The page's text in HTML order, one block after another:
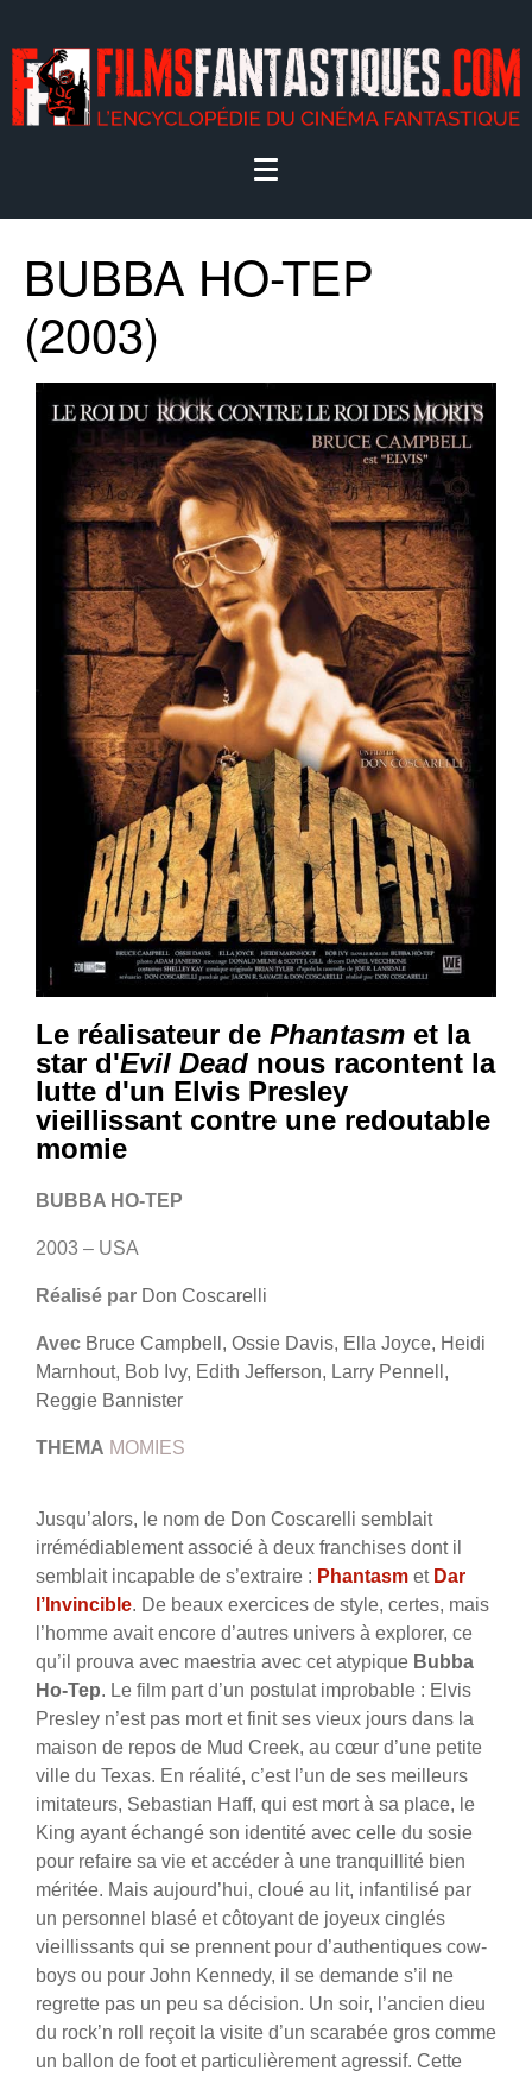
BUBBA HO-TEP
(2003)
Le réalisateur de Phantasm et la
star d'Evil Dead nous racontent la
lutte d'un Elvis Presley
vieillissant contre une redoutable
momie
BUBBA HO-TEP
2003 – USA
Réalisé par Don Coscarelli
Avec Bruce Campbell, Ossie Davis, Ella Joyce, Heidi
Marnhout, Bob Ivy, Edith Jefferson, Larry Pennell,
Reggie Bannister
THEMA MOMIES
Jusqu’alors, le nom de Don Coscarelli semblait
irrémédiablement associé à deux franchises dont il
semblait incapable de s’extraire : Phantasm et Dar
l’Invincible. De beaux exercices de style, certes, mais
l’homme avait encore d’autres univers à explorer, ce
qu’il prouva avec maestria avec cet atypique Bubba
Ho-Tep. Le film part d’un postulat improbable : Elvis
Presley n’est pas mort et finit ses vieux jours dans la
maison de repos de Mud Creek, au cœur d’une petite
ville du Texas. En réalité, c’est l’un de ses meilleurs
imitateurs, Sebastian Haff, qui est mort à sa place, le
King ayant échangé son identité avec celle du sosie
pour refaire sa vie et accéder à une tranquillité bien
méritée. Mais aujourd’hui, cloué au lit, infantilisé par
un personnel blasé et côtoyant de joyeux cinglés
vieillissants qui se prennent pour d’authentiques cow-
boys ou pour John Kennedy, il se demande s’il ne
regrette pas un peu sa décision. Un soir, l’ancien dieu
du rock’n roll reçoit la visite d’un scarabée gros comme
un ballon de foot et particulièrement agressif. Cette